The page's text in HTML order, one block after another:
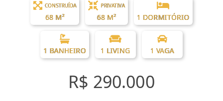
CONSTRUÍDA
68 M²
PRIVATIVA
68 M² 1 DORMITÓRIO
1 BANHEIRO 1 LIVING 1 VAGA
R$ 290.000